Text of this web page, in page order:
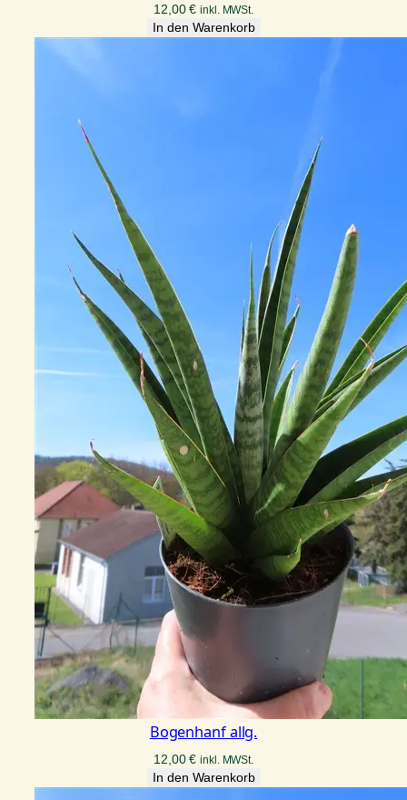
12,00€ inkl. MWSt.
In den Warenkorb
Bogenhanf allg.
12,00€ inkl. MWSt.
In den Warenkorb